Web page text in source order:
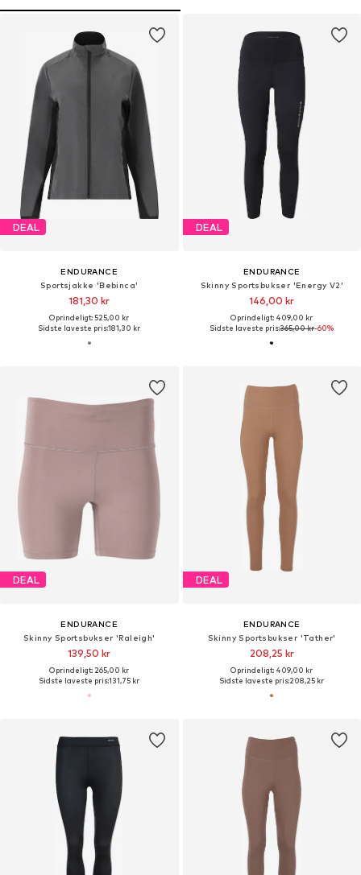
DEAL
ENDURANCE
Sportsjakke 'Bebinca'
181,30 kr
Oprindeligt: 525,00 kr
Sidste laveste pris:181,30 kr
DEAL
ENDURANCE
Skinny Sportsbukser 'Energy V2'
146,00 kr
Oprindeligt: 409,00 kr
Sidste laveste pris:365,00 kr-60%
DEAL
ENDURANCE
Skinny Sportsbukser 'Raleigh'
139,50 kr
Oprindeligt: 265,00 kr
Sidste laveste pris:131,75 kr
DEAL
ENDURANCE
Skinny Sportsbukser 'Tather'
208,25 kr
Oprindeligt: 409,00 kr
Sidste laveste pris:208,25 kr